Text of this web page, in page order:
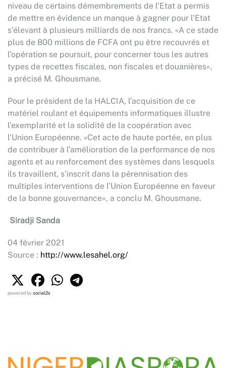
niveau de certains démembrements de l’Etat a permis
de mettre en évidence un manque à gagner pour l’Etat
s’élevant à plusieurs milliards de nos francs. «A ce stade
plus de 800 millions de FCFA ont pu être recouvrés et
l’opération se poursuit, pour concerner tous les autres
types de recettes fiscales, non fiscales et douanières»,
a précisé M. Ghousmane.
Pour le président de la HALCIA, l’acquisition de ce
matériel roulant et équipements informatiques illustre
l’exemplarité et la solidité de la coopération avec
l’Union Européenne. «Cet acte de haute portée, en plus
de contribuer à l’amélioration de la performance de nos
agents et au renforcement des systèmes dans lesquels
ils travaillent, s’inscrit dans la pérennisation des
multiples interventions de l’Union Européenne en faveur
de la bonne gouvernance», a conclu M. Ghousmane.
Siradji Sanda
04 février 2021
Source : http://www.lesahel.org/
powered bysocial2s